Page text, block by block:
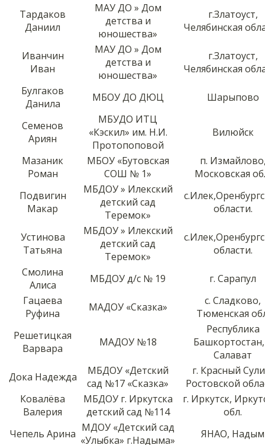
Тардаков
Даниил
МАУ ДО » Дом
детства и
юношества»
г.Златоуст,
Челябинская
Иванчин
Иван
МАУ ДО » Дом
детства и
юношества»
г.Златоуст,
Челябинская
Булгаков
Данила
МБОУ ДО ДЮЦ Шарыпово
Семенов
Ариян
МБУДО ИТЦ
«Кэскил» им. Н.И.
Протопоповой
Вилюйск
Мазаник
Роман
МБОУ «Бутовская
СОШ № 1»
п.
Московская
Подвигин
Макар
МБДОУ » Илекский
детский сад
Теремок»
области.
Устинова
Татьяна
МБДОУ » Илекский
детский сад
Теремок»
области.
Смолина
Алиса
МБДОУ д/с № 19
г. Сарапул
Гацаева
Руфина
МАДОУ «Сказка»
с. Сладково,
Тюменская
Решетицкая
Варвара
МАДОУ №18
Республика
Башкортостан,
Салават
Дока Надежда
МБДОУ «Детский
сад №17 «Сказка»
г. Красный
Ростовской
Ковалёва
Валерия
МБДОУ г. Иркутска
детский сад №114
г. Иркутск,
обл.
Чепель Арина МДОУ «Детский сад
«Улыбка» г.Надыма»
ЯНАО, Надым